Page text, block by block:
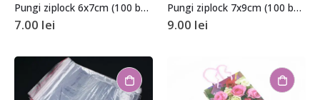
Pungi ziplock 6x7cm (100 buc.)
7.00 lei
Pungi ziplock 7x9cm (100 buc.)
9.00 lei